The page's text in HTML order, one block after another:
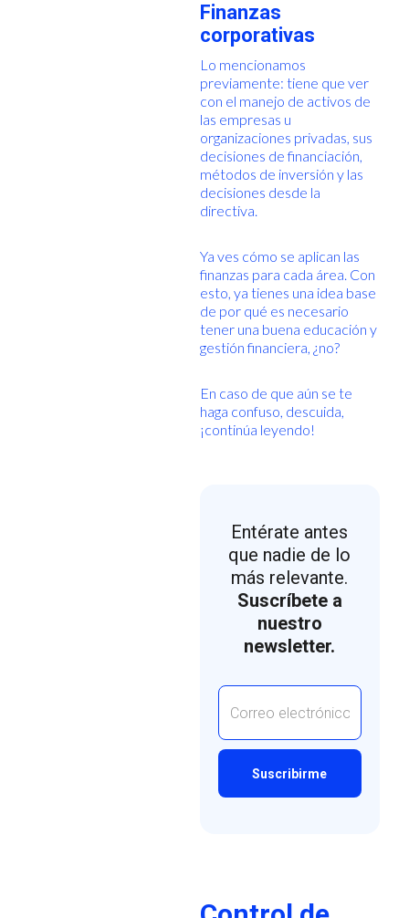
Finanzas
corporativas
Lo mencionamos
previamente: tiene que ver
con el manejo de activos de
las empresas u
organizaciones privadas, sus
decisiones de financiación,
métodos de inversión y las
decisiones desde la
directiva.
Ya ves cómo se aplican las
finanzas para cada área. Con
esto, ya tienes una idea base
de por qué es necesario
tener una buena educación y
gestión financiera, ¿no?
En caso de que aún se te
haga confuso, descuida,
¡continúa leyendo!
Entérate antes
que nadie de lo
más relevante.
Suscríbete a
nuestro
newsletter.